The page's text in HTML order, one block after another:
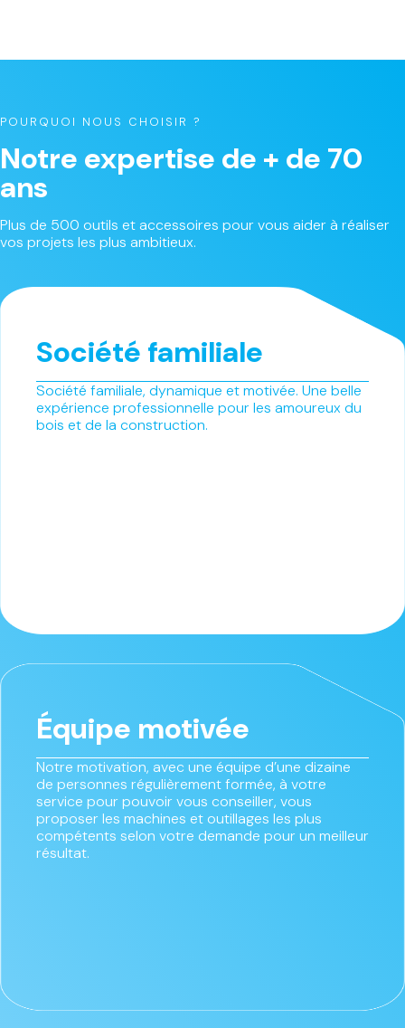
POURQUOI NOUS CHOISIR ?
Notre expertise de + de 70
ans
Plus de 500 outils et accessoires pour vous aider à réaliser
vos projets les plus ambitieux.
Société familiale
Société familiale, dynamique et motivée. Une belle
expérience professionnelle pour les amoureux du
bois et de la construction.
Équipe motivée
Notre motivation, avec une équipe d’une dizaine
de personnes régulièrement formée, à votre
service pour pouvoir vous conseiller, vous
proposer les machines et outillages les plus
compétents selon votre demande pour un meilleur
résultat.